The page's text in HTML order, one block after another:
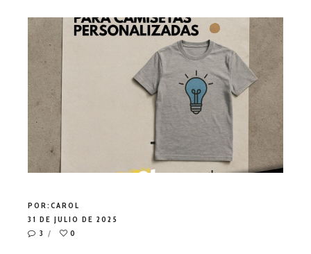
POR:CAROL
31 DE JULIO DE 2025
3
0